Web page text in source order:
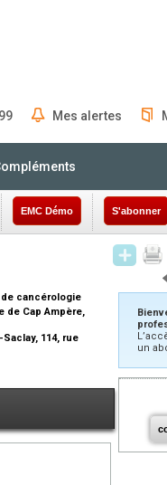
Mes alertes
EMC Démo S'abonner
cancérologie
de Cap Ampère,
114, rue
un